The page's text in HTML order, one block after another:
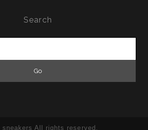
Search
All rights reserved.